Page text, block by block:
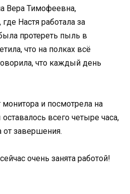
Вера Тимофеевна,
Настя работала за
протереть пыль в
что на полках всё
что каждый день
монитора и посмотрела на
всего четыре часа,
завершения.
очень занята работой!